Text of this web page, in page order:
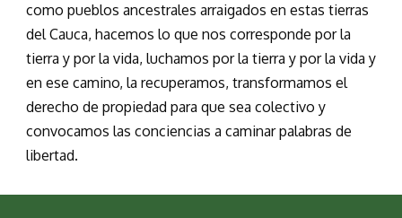
como pueblos ancestrales arraigados en estas tierras
del Cauca, hacemos lo que nos corresponde por la
tierra y por la vida, luchamos por la tierra y por la vida y
en ese camino, la recuperamos, transformamos el
derecho de propiedad para que sea colectivo y
convocamos las conciencias a caminar palabras de
libertad.